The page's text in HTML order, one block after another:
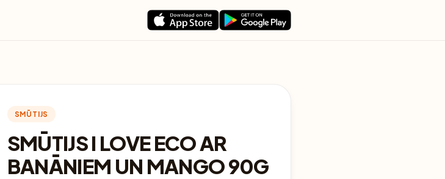
SMŪTIJS
SMŪTIJS I LOVE ECO AR
BANĀNIEM UN MANGO 90G